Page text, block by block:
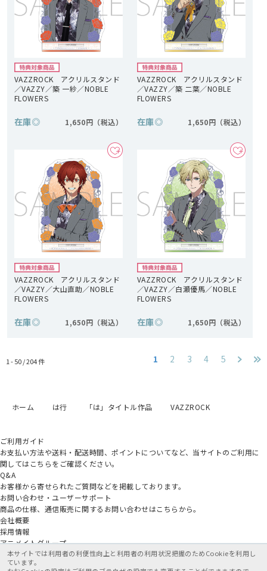
VAZZROCK アクリルスタンド
／VAZZY／築 一紗／NOBLE
FLOWERS
在庫◎ 1,650円
VAZZROCK アクリルスタンド
／VAZZY／築 二葉／NOBLE
FLOWERS
在庫◎ 1,650円
VAZZROCK アクリルスタンド
／VAZZY／大山直助／NOBLE
FLOWERS
在庫◎ 1,650円
VAZZROCK アクリルスタンド
／VAZZY／白瀬優馬／NOBLE
FLOWERS
在庫◎ 1,650円
1 - 50 /204件 1 2 3 4 5
ホーム は行 「は」タイトル作品 VAZZROCK
ご利用ガイド
お支払い方法や送料・配送時間、ポイントについてなど、当サイトのご利用に
関してはこちらをご確認ください。
Q&A
お客様から寄せられたご質問などを掲載しております。
お問い合わせ・ユーザーサポート
商品の仕様、通信販売に関するお問い合わせはこちらから。
会社概要
採用情報
アニメイトグループ
本サイトでは利用者の利便性向上と利用者の利用状況把握のためCookieを利用し
ています。